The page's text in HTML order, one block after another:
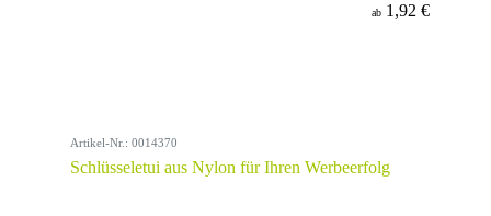
ab 1,92 €
Artikel-Nr.: 0014370
Schlüsseletui aus Nylon für Ihren Werbeerfolg